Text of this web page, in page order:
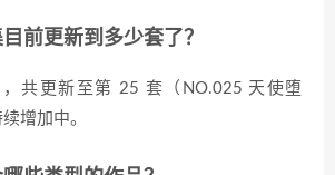
前更新到多少套了？
共更新至第 25 套（NO.025 天使堕
增加中。